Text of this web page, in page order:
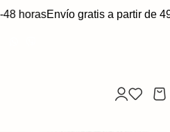
horasEnvío gratis a partir de